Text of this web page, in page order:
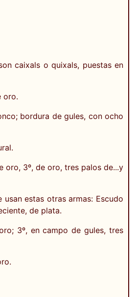
caixals o quixals, puestas en
oro.
bordura de gules, con ocho
oro, 3º, de oro, tres palos de...y
estas otras armas: Escudo
de plata.
3º, en campo de gules, tres